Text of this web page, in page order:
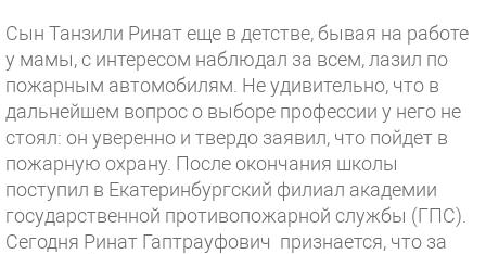
Сын Танзили Ринат еще в детстве, бывая на работе
у мамы, с интересом наблюдал за всем, лазил по
пожарным автомобилям. Не удивительно, что в
дальнейшем вопрос о выборе профессии у него не
стоял: он уверенно и твердо заявил, что пойдет в
пожарную охрану. После окончания школы
поступил в Екатеринбургский филиал академии
государственной противопожарной службы (ГПС).
Сегодня Ринат Гаптрауфович признается, что за